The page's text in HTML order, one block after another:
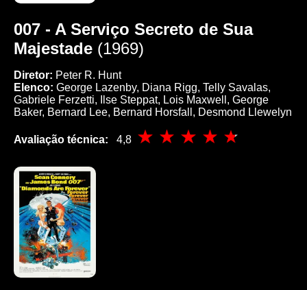
007 - A Serviço Secreto de Sua
Majestade (1969)
Diretor: Peter R. Hunt
Elenco: George Lazenby, Diana Rigg, Telly Savalas,
Gabriele Ferzetti, Ilse Steppat, Lois Maxwell, George
Baker, Bernard Lee, Bernard Horsfall, Desmond Llewelyn
Avaliação técnica: 4,8